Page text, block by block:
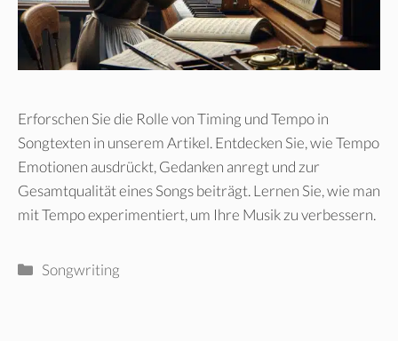
Erforschen Sie die Rolle von Timing und Tempo in
Songtexten in unserem Artikel. Entdecken Sie, wie Tempo
Emotionen ausdrückt, Gedanken anregt und zur
Gesamtqualität eines Songs beiträgt. Lernen Sie, wie man
mit Tempo experimentiert, um Ihre Musik zu verbessern.
Kategorien
Songwriting